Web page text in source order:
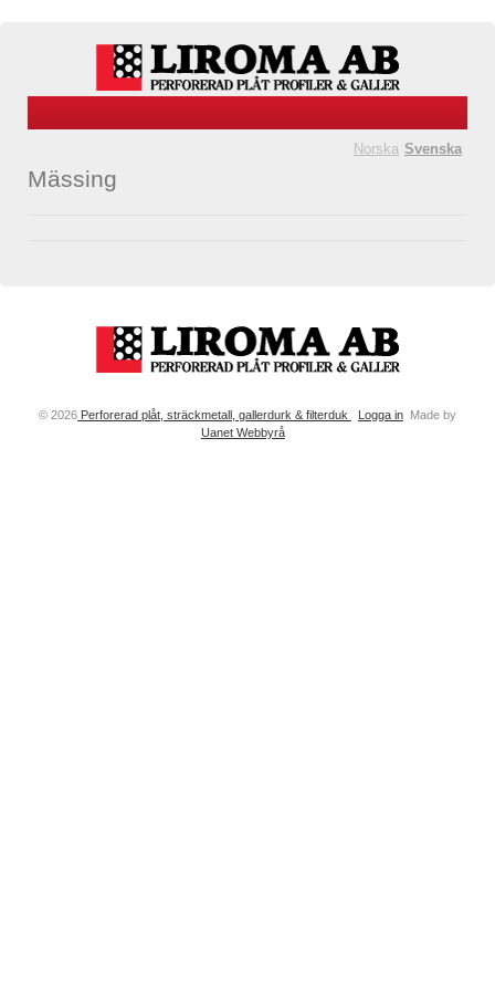
Norska Svenska
Mässing
© 2026 Perforerad plåt, sträckmetall, gallerdurk & filterduk Logga in Made by
Uanet Webbyrå